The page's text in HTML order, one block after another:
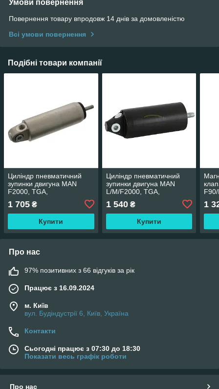
Умови повернення
Повернення товару впродовж 14 днів за домовленістю
Всі умови повернення
Подібні товари компанії
Циліндр пневматичний
зупинки двигуна MAN
F2000, TGA,
SU/NL/NG/NU/UL, Lion's,
Neoplan
1 705 ₴
Купити
Циліндр пневматичний
зупинки двигуна MAN
L/M/F2000, TGA,
Lion's, Neoplan
1 540₴
Купити
1
Про нас
97% позитивних з 66 відгуків за рік
Працює з 16.09.2024
м. Київ
вул. Будіндустрії 6, Київ, Україна
Контакти
Сьогодні працює з 07:30 до 18:30
Показати весь графік роботи
Про нас